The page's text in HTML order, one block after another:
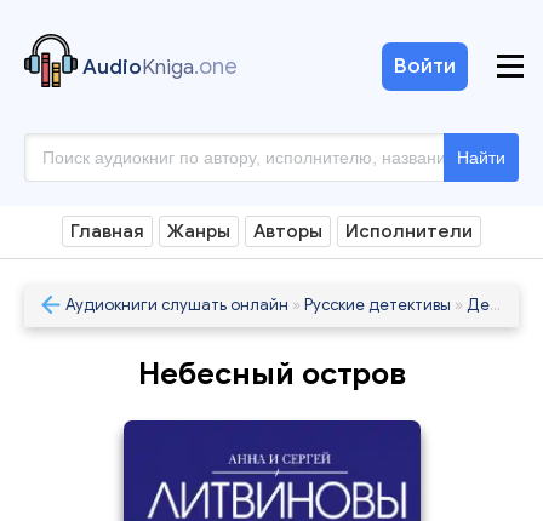
AudioKniga.one
Найти
Войти
Главная Жанры Авторы Исполнители
Аудиокниги слушать онлайн » Русские детективы » Детективы
Небесный остров